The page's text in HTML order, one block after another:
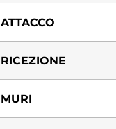
ATTACCO
RICEZIONE
MURI